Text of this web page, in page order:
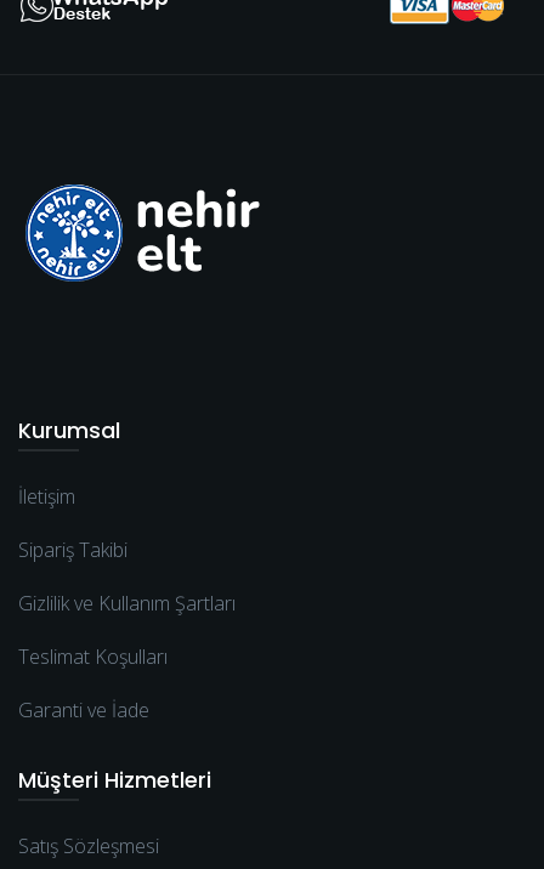
Kurumsal
İletişim
Sipariş Takibi
Gizlilik ve Kullanım Şartları
Teslimat Koşulları
Garanti ve İade
Müşteri Hizmetleri
Satış Sözleşmesi